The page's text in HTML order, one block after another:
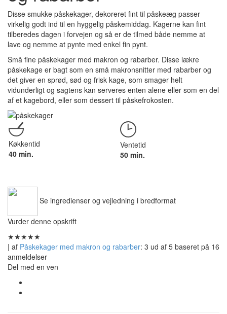
Disse smukke påskekager, dekoreret fint til påskeæg passer
virkelig godt ind til en hyggelig påskemiddag. Kagerne kan fint
tilberedes dagen i forvejen og så er de tilmed både nemme at
lave og nemme at pynte med enkel fin pynt.
Små fine påskekager med makron og rabarber. Disse lækre
påskekage er bagt som en små makronsnitter med rabarber og
det giver en sprød, sød og frisk kage, som smager helt
vidunderligt og sagtens kan serveres enten alene eller som en del
af et kagebord, eller som dessert til påskefrokosten.
Køkkentid
40 min.
Ventetid
50 min.
Se ingredienser og vejledning i bredformat
Vurder denne opskrift
★★★★★
| af Påskekager med makron og rabarber: 3 ud af 5 baseret på 16
anmeldelser
Del med en ven